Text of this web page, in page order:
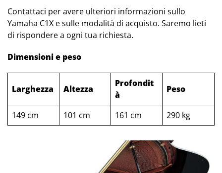
Contattaci per avere ulteriori informazioni sullo
Yamaha C1X e sulle modalità di acquisto. Saremo lieti
di rispondere a ogni tua richiesta.
Dimensioni e peso
Larghezza Altezza
Profondit
à
Peso
149 cm 101 cm 161 cm 290 kg